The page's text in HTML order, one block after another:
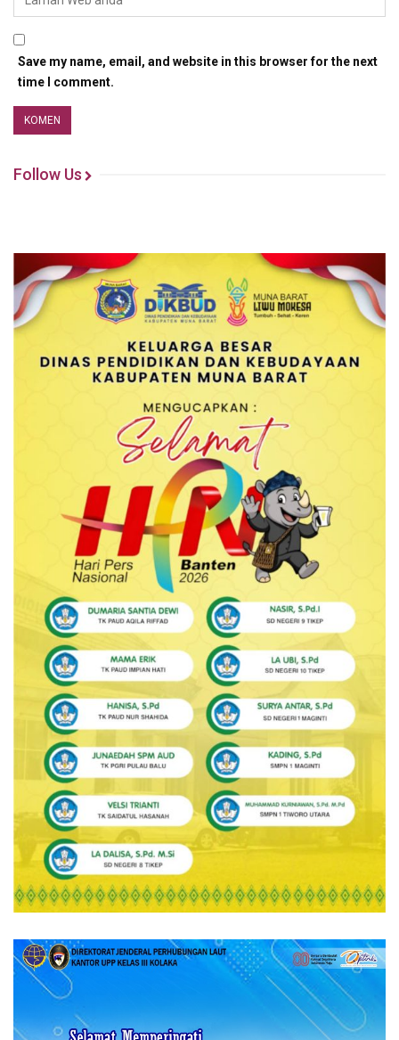
Save my name, email, and website in this browser for the next
time I comment.
Follow Us